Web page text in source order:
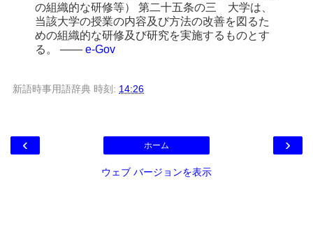
の組織的な研修等） 第二十五条の三 大学は、
当該大学の授業の内容及び方法の改善を図るた
めの組織的な研修及び研究を実施するものとす
る。 ―― e-Gov
新語時事用語辞典 時刻: 14:26
‹ ›
ホーム
ウェブ バージョンを表示